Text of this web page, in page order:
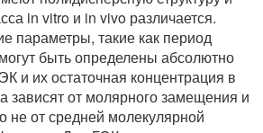
in vitro и in vivo различается.
параметры, такие как период
быть определены абсолютно
и их остаточная концентрация в
зависят от молярного замещения и
от средней молекулярной